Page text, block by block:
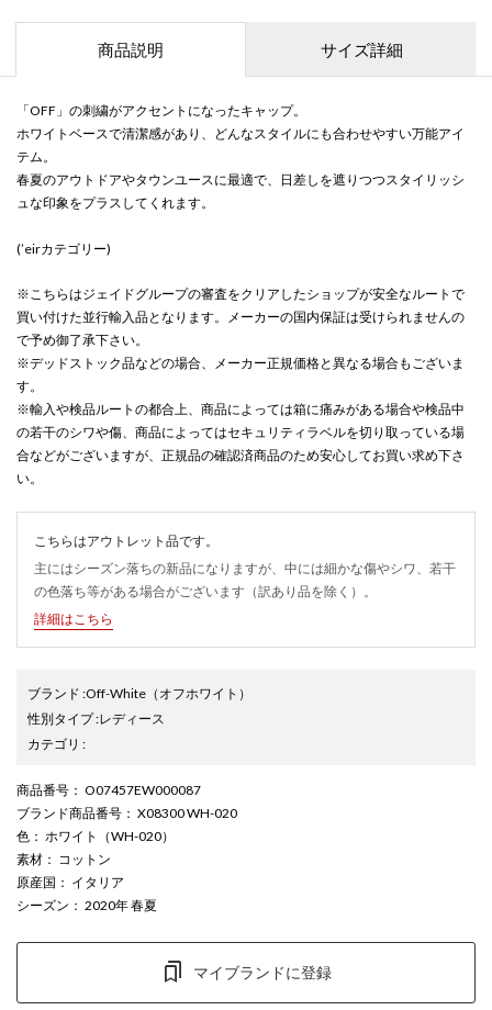
商品説明 サイズ詳細
「OFF」の刺繍がアクセントになったキャップ。
ホワイトベースで清潔感があり、どんなスタイルにも合わせやすい万能アイ
テム。
春夏のアウトドアやタウンユースに最適で、日差しを遮りつつスタイリッシ
ュな印象をプラスしてくれます。
(’eirカテゴリー)
※こちらはジェイドグループの審査をクリアしたショップが安全なルートで
買い付けた並行輸入品となります。メーカーの国内保証は受けられませんの
で予め御了承下さい。
※デッドストック品などの場合、メーカー正規価格と異なる場合もございま
す。
※輸入や検品ルートの都合上、商品によっては箱に痛みがある場合や検品中
の若干のシワや傷、商品によってはセキュリティラベルを切り取っている場
合などがございますが、正規品の確認済商品のため安心してお買い求め下さ
い。
こちらはアウトレット品です。
主にはシーズン落ちの新品になりますが、中には細かな傷やシワ、若干
の色落ち等がある場合がございます（訳あり品を除く）。
詳細はこちら
ブランド :Off-White （オフホワイト）
性別タイプ:レディース
カテゴリ :
商品番号 ： O07457EW000087
ブランド商品番号 ： X08300 WH-020
色 ： ホワイト（WH-020）
素材 ： コットン
原産国 ： イタリア
シーズン ： 2020年 春夏
マイブランドに登録